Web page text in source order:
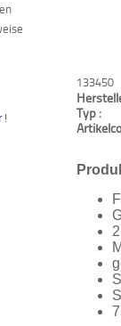
133450
Typ :
!